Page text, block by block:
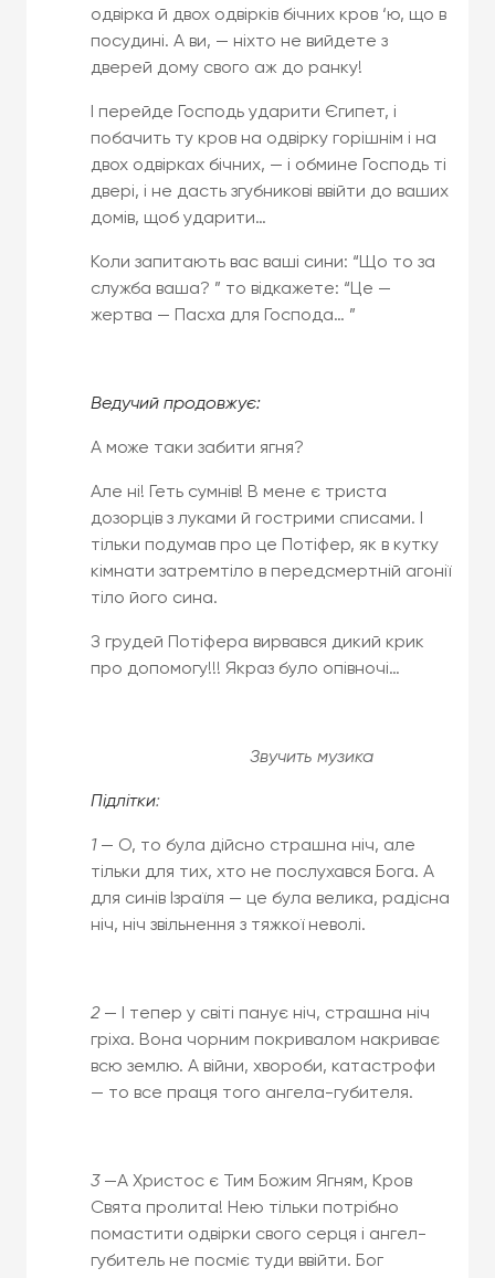
одвірка й двох одвірків бічних кров ‘ю, що в
посудині. А ви, — ніхто не вийдете з
дверей дому свого аж до ранку!
І перейде Господь ударити Єгипет, і
побачить ту кров на одвірку горішнім і на
двох одвірках бічних, — і обмине Господь ті
двері, і не дасть згубникові ввійти до ваших
домів, щоб ударити…
Коли запитають вас ваші сини: “Що то за
служба ваша? ” то відкажете: “Це —
жертва — Пасха для Господа… ”
Ведучий продовжує:
А може таки забити ягня?
Але ні! Геть сумнів! В мене є триста
дозорців з луками й гострими списами. І
тільки подумав про це Потіфер, як в кутку
кімнати затремтіло в передсмертній агонії
тіло його сина.
З грудей Потіфера вирвався дикий крик
про допомогу!!! Якраз було опівночі…
Звучить музика
Підлітки:
1 — О, то була дійсно страшна ніч, але
тільки для тих, хто не послухався Бога. А
для синів Ізраїля — це була велика, радісна
ніч, ніч звільнення з тяжкої неволі.
2 — І тепер у світі панує ніч, страшна ніч
гріха. Вона чорним покривалом накриває
всю землю. А війни, хвороби, катастрофи
— то все праця того ангела-губителя.
3 —А Христос є Тим Божим Ягням, Кров
Свята пролита! Нею тільки потрібно
помастити одвірки свого серця і ангел-
губитель не посміє туди ввійти. Бог